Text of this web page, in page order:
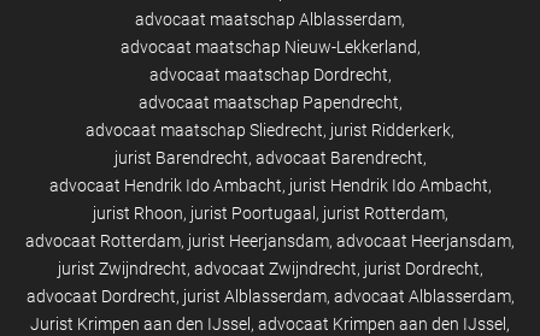
advocaat maatschap Alblasserdam
advocaat maatschap Nieuw-Lekkerland
advocaat maatschap Dordrecht
advocaat maatschap Papendrecht
advocaat maatschap Sliedrecht jurist Ridderkerk
jurist Barendrecht advocaat Barendrecht
advocaat Hendrik Ido Ambacht jurist Hendrik Ido Ambacht
jurist Rhoon jurist Poortugaal
jurist Rotterdam
advocaat Rotterdam jurist Heerjansdam advocaat Heerjansdam
jurist Zwijndrecht advocaat Zwijndrecht jurist Dordrecht
advocaat Dordrecht jurist Alblasserdam advocaat Alblasserdam
Jurist Krimpen aan den IJssel advocaat Krimpen aan den IJssel